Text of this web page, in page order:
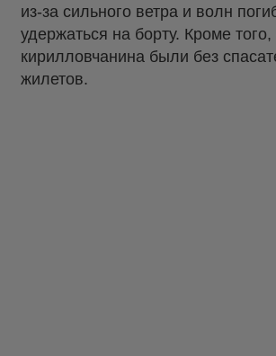
из-за сильного ветра и волн
удержаться на борту. Кроме
кирилловчанина были без
жилетов.